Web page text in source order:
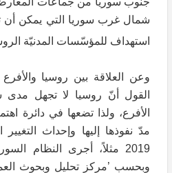
شمال غرب سوريا التي يمكن
استهداف للمؤسّسات المدنيّة
وعن العلاقة بين روسيا
القول أنّ روسيا لا تجهل مدى
الأفرع، ولذا تضعها في دائرة
مدّ نفوذها إليها وإحداث
2019 مثلاً، أجرى النظام